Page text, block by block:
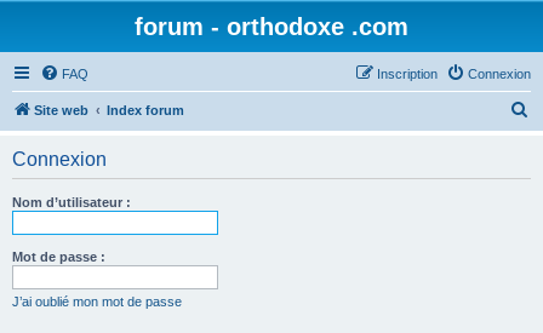
forum - orthodoxe .com
FAQ Connexion
Inscription
Site web Index forum
Connexion
Nom d’utilisateur :
Mot de passe :
J’ai oublié mon mot de passe